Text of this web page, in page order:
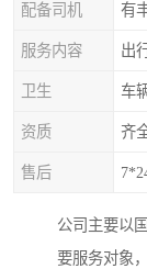
配备司机 有
服务内容 出
卫生 车
资质 齐
售后
公司主要以
要服务对象